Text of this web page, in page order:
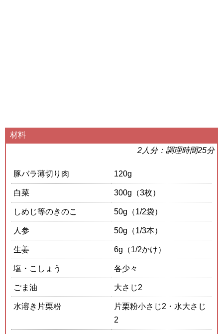
材料
2人分：調理時間25分
豚バラ薄切り肉 120g
白菜 300g（3枚）
しめじ等のきのこ 50g（1/2袋）
人参 50g（1/3本）
生姜 6g（1/2かけ）
塩・こしょう 各少々
ごま油 大さじ2
水溶き片栗粉
片栗粉小さじ2・水大さじ
2